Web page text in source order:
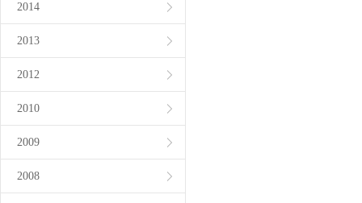
2014
2013
2012
2010
2009
2008